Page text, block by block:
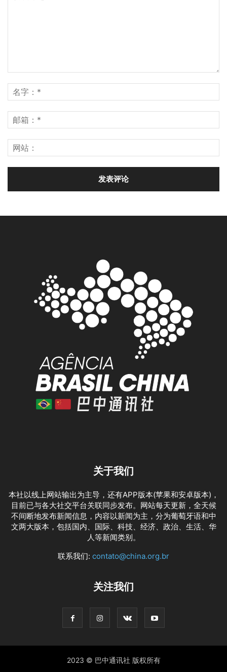
关于我们
本社以线上网站输出为主导，还有APP版本(苹果和安卓版本)，
目前已与各大社交平台关联同步发布。网站每天更新，全天候
不间断地发布新闻信息，内容以新闻为主，分为葡萄牙语和中
文两大版本，包括国内、国际、科技、经济、政治、生活、华
人等新闻类别。
联系我们: contato@china.org.br
关注我们
2023 © 巴中通讯社 版权所有